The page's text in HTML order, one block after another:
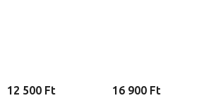
12 500 Ft
16 900 Ft